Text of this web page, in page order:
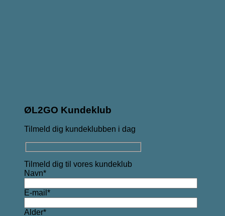
ØL2GO Kundeklub
Tilmeld dig kundeklubben i dag
Tilmeld dig til vores kundeklub
Navn*
E-mail*
Alder*